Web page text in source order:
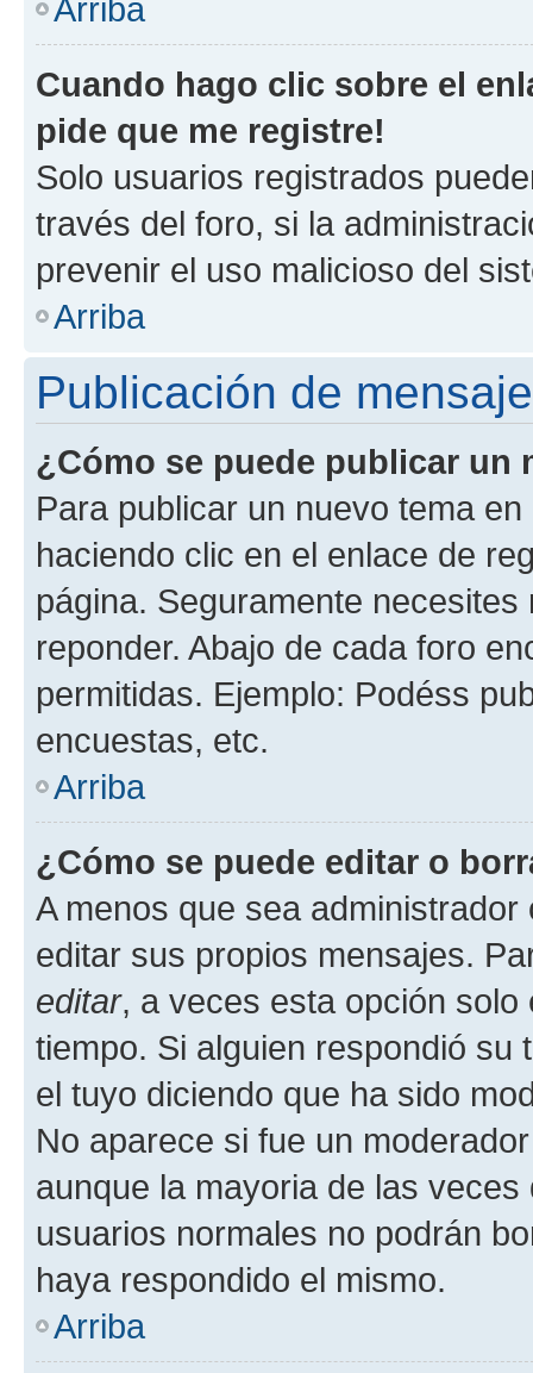
Arriba
Cuando hago clic sobre el
pide que me registre!
Solo usuarios registrados
través del foro, si la
prevenir el uso malicioso del
Arriba
Publicación de
¿Cómo se puede publicar un
Para publicar un nuevo tema
haciendo clic en el enlace de
página. Seguramente
reponder. Abajo de cada foro
permitidas. Ejemplo: Podéss
encuestas, etc.
Arriba
¿Cómo se puede editar o
A menos que sea
editar sus propios mensajes.
editar, a veces esta opción
tiempo. Si alguien respondió
el tuyo diciendo que ha sido
No aparece si fue un
aunque la mayoria de las
usuarios normales no podrán
haya respondido el mismo.
Arriba